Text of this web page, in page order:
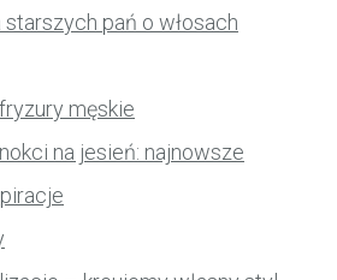
starszych pań o włosach
męskie
na jesień: najnowsze